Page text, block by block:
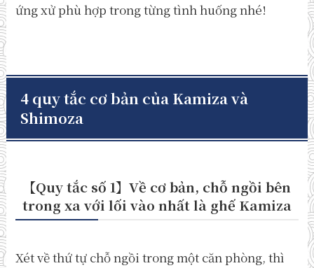
ứng xử phù hợp trong từng tình huống nhé!
4 quy tắc cơ bản của Kamiza và
Shimoza
【Quy tắc số 1】Về cơ bản, chỗ ngồi bên
trong xa với lối vào nhất là ghế Kamiza
Xét về thứ tự chỗ ngồi trong một căn phòng, thì